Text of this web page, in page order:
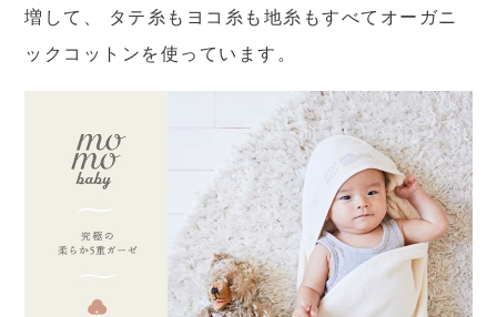
増して、 タテ糸もヨコ糸も地糸もすべてオーガニ
ックコットンを使っています。